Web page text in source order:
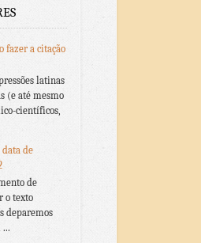
fazer a citação
latinas
(e até mesmo
científicos,
de
de
o texto
deparemos